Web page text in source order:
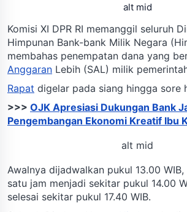
alt mid
Komisi XI DPR RI memanggil seluruh
Himpunan Bank-bank Milik Negara
membahas penempatan dana yang
Anggaran Lebih (SAL) milik
Rapat digelar pada siang hingga sore
>>> OJK Apresiasi Dukungan Bank
Pengembangan Ekonomi Kreatif Ibu
alt mid
Awalnya dijadwalkan pukul 13.00
satu jam menjadi sekitar pukul 14.00
selesai sekitar pukul 17.40 WIB.